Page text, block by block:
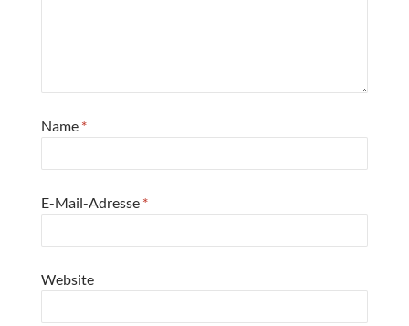
Name *
E-Mail-Adresse *
Website